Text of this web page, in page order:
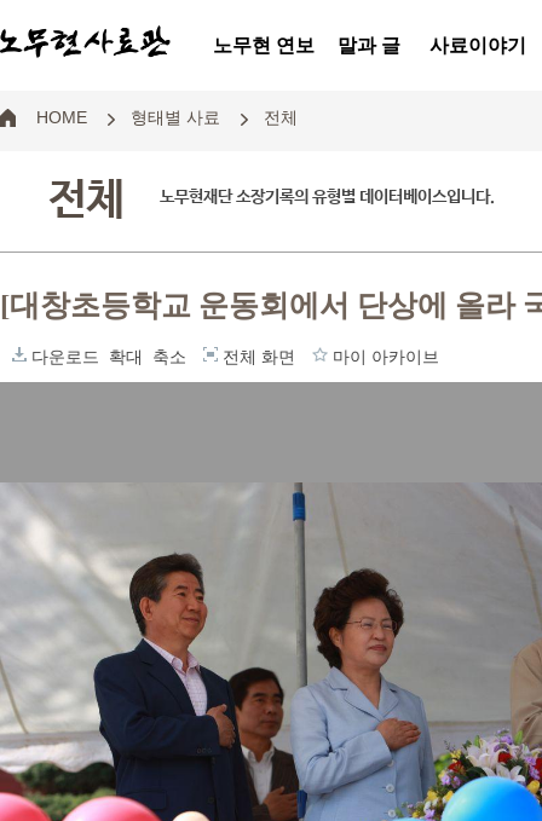
노무현 연보 말과 글 사료이야기
HOME 형태별 사료 전체
전체 노무현재단 소장기록의 유형별 데이터베이스입니다.
[대창초등학교 운동회에서 단상에 올라
다운로드 확대 축소 전체 화면 마이 아카이브